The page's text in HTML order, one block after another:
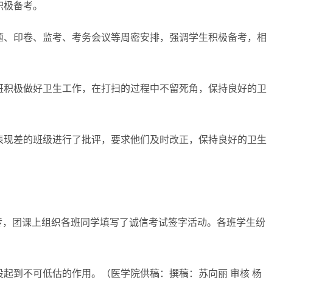
备考。
印卷、监考、考务会议等周密安排，强调学生积极备考，相
极做好卫生工作，在打扫的过程中不留死角，保持良好的卫
差的班级进行了批评，要求他们及时改正，保持良好的卫生
团课上组织各班同学填写了诚信考试签字活动。各班学生纷
到不可低估的作用。（医学院供稿：撰稿：苏向丽 审核 杨